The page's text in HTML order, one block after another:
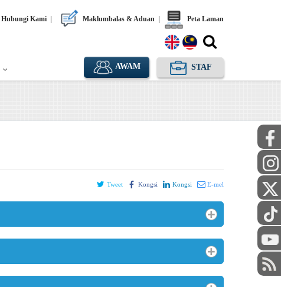
Hubungi Kami Maklumbalas & Aduan Peta Laman
AWAM STAF
Tweet Kongsi Kongsi E-mel